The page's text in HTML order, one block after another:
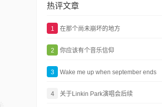
热评文章
1 在那个尚未崩坏的地方
2 你应该有个音乐信仰
3 Wake me up when september ends
4 关于Linkin Park演唱会后续